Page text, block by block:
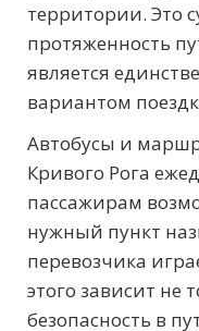
территории. Это
протяженность
является
вариантом
Автобусы и
Кривого Рога
пассажирам
нужный пункт
перевозчика
этого зависит не
безопасность в